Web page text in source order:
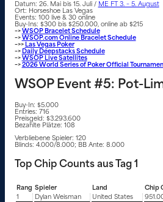
Datum: 26. Mai bis 15. Juli / ME FT 3. – 5. August
Ort: Horseshoe Las Vegas
Events: 100 live & 30 online
Buy-Ins: $300 bis $250.000, online ab $215
–>WSOP Bracelet Schedule
–>WSOP.com Online Bracelet Schedule
–>> Las Vegas Poker
–> Daily Deepstacks Schedule
–>WSOP Live Satellites
–>2026 World Series of Poker Official
WSOP Event #5: Pot-
Buy-In: $5.000
Entries: 716
Preisgeld: $3.293.600
Bezahlte Plätze: 108
Verbliebene Spieler: 120
Blinds: 4.000/8.000; BB Ante: 8.000
Top Chip Counts aus Tag 1
Rang Spieler Land
Chip
1
Dylan Weisman United States